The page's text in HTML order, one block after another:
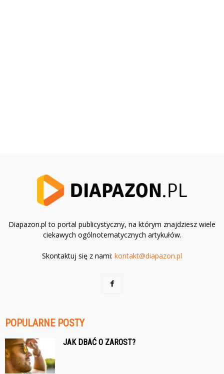
Diapazon.pl to portal publicystyczny, na którym znajdziesz wiele
ciekawych ogólnotematycznych artykułów.
Skontaktuj się z nami: kontakt@diapazon.pl
POPULARNE POSTY
JAK DBAĆ O ZAROST?